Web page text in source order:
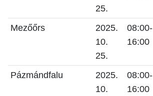
25.
Mezőőrs
2025.
10.
25.
08:00-
16:00
Pázmándfalu
2025.
10.
08:00-
16:00